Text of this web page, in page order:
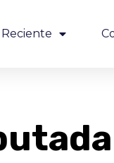
Reciente